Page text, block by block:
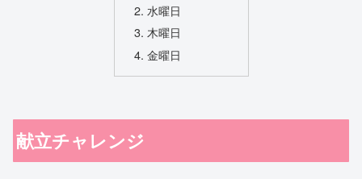
水曜日
木曜日
金曜日
献立チャレンジ